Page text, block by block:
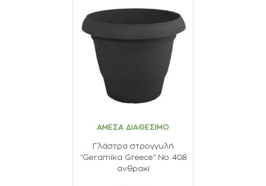
ΑΜΕΣΑ ΔΙΑΘΕΣΙΜΟ
Γλάστρα στρογγυλή
"Geramika Greece" Νο 408
ανθρακί